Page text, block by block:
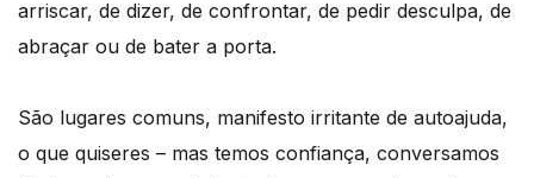
arriscar, de dizer, de confrontar, de pedir desculpa, de
abraçar ou de bater a porta.
São lugares comuns, manifesto irritante de autoajuda,
o que quiseres – mas temos confiança, conversamos